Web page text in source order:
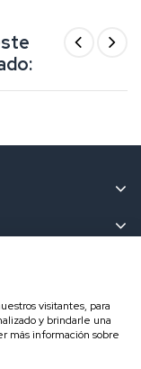
los últimos
visitantes, para
y brindarle una
más información sobre